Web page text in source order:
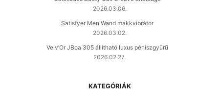
2026.03.06.
Satisfyer Men Wand makkvibrátor
2026.03.02.
Velv’Or JBoa 305 állítható luxus péniszgyűrű
2026.02.27.
KATEGÓRIÁK